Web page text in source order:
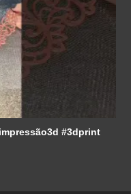
#3dprint